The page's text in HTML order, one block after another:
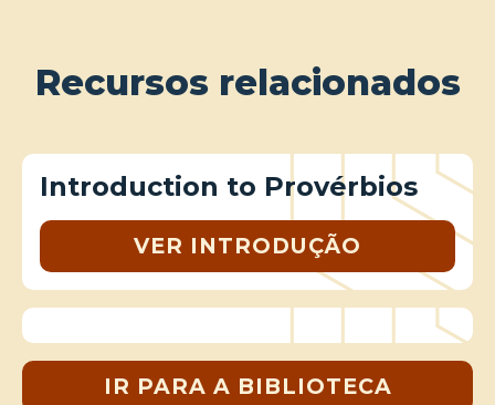
Recursos relacionados
Introduction to Provérbios
VER INTRODUÇÃO
IR PARA A BIBLIOTECA